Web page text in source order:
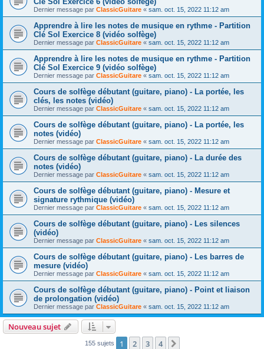
Dernier message par ClassicGuitare « sam. oct. 15, 2022 11:12 am
Apprendre à lire les notes de musique en rythme - Partition
Clé Sol Exercice 8 (vidéo solfège)
Dernier message par ClassicGuitare « sam. oct. 15, 2022 11:12 am
Apprendre à lire les notes de musique en rythme - Partition
Clé Sol Exercice 9 (vidéo solfège)
Dernier message par ClassicGuitare « sam. oct. 15, 2022 11:12 am
Cours de solfège débutant (guitare, piano) - La portée, les
clés, les notes (vidéo)
Dernier message par ClassicGuitare « sam. oct. 15, 2022 11:12 am
Cours de solfège débutant (guitare, piano) - La portée, les
notes (vidéo)
Dernier message par ClassicGuitare « sam. oct. 15, 2022 11:12 am
Cours de solfège débutant (guitare, piano) - La durée des
notes (vidéo)
Dernier message par ClassicGuitare « sam. oct. 15, 2022 11:12 am
Cours de solfège débutant (guitare, piano) - Mesure et
signature rythmique (vidéo)
Dernier message par ClassicGuitare « sam. oct. 15, 2022 11:12 am
Cours de solfège débutant (guitare, piano) - Les silences
(vidéo)
Dernier message par ClassicGuitare « sam. oct. 15, 2022 11:12 am
Cours de solfège débutant (guitare, piano) - Les barres de
mesure (vidéo)
Dernier message par ClassicGuitare « sam. oct. 15, 2022 11:12 am
Cours de solfège débutant (guitare, piano) - Point et liaison
de prolongation (vidéo)
Dernier message par ClassicGuitare « sam. oct. 15, 2022 11:12 am
Nouveau sujet
155 sujets 1 2 3 4